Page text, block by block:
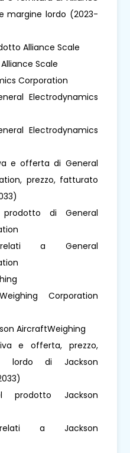
margine lordo (2023-
Alliance Scale
Scale
Corporation
Electrodynamics
Electrodynamics
e offerta di General
prezzo, fatturato
di General
a General
Corporation
AircraftWeighing
e offerta, prezzo,
lordo di Jackson
prodotto Jackson
a Jackson